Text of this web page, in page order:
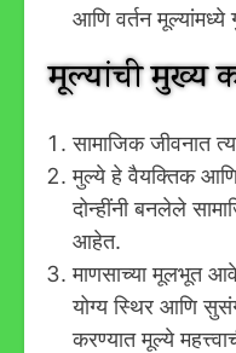
आणि वर्तन
मूल्यांची मुख्य
सामाजिक जीवनात
मुल्ये हे वैयक्तिक आणि
दोन्हींनी बनलेले
आहेत.
माणसाच्या मूलभूत
योग्य स्थिर आणि
करण्यात मूल्ये